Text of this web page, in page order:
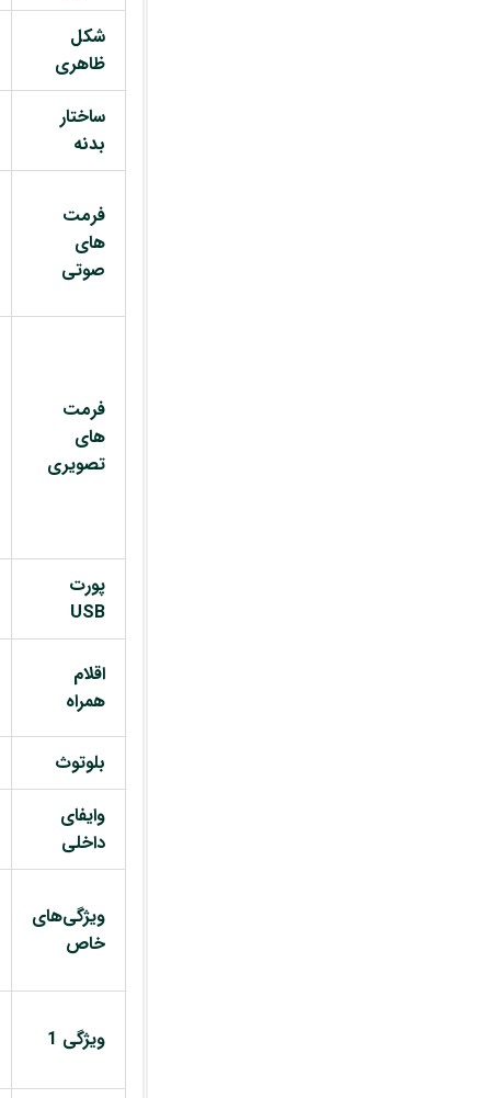
شکل
ظاهری
ساختار
بدنه
فرمت
های
صوتی
فرمت
های
تصویری
پورت
USB
اقلام
همراه
بلوتوث
وایفای
داخلی
ویژگی‌های
خاص
ویژگی 1